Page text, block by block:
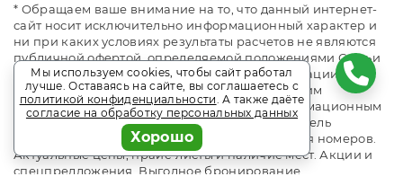
* Обращаем ваше внимание на то, что данный интернет-
сайт носит исключительно информационный характер и
ни при каких условиях результаты расчетов не являются
публичной офертой, определяемой положениями Статьи
437 Гражданского кодекса Российской Федерации. За
окончательным расчетом обращайтесь к нашим
менеджерам. Данный ресурс является информационным
сайтом сервиса бронирования Broni.travel. Отель
«Русалма» Алушта. Сайт онлайн бронирования номеров.
Актуальные цены, прайс-листы и наличие мест. Акции и
спецпредложения. Выгодное бронирование.
Мы используем cookies, чтобы сайт работал
лучше. Оставаясь на сайте, вы соглашаетесь с
политикой конфиденциальности. А также даёте
согласие на обработку персональных данных
Хорошо